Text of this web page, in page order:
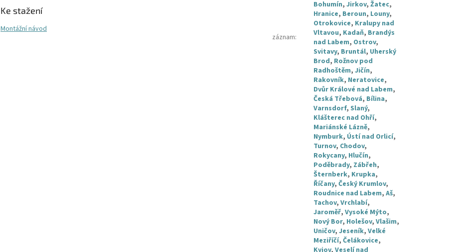
Ke stažení
Montážní návod
záznam:
Bohumín,Jirkov,Žatec,
Hranice, Beroun, Louny,
Otrokovice, Kralupy nad
Vltavou, Kadaň, Brandýs
nad Labem, Ostrov,
Svitavy, Bruntál, Uherský
Brod, Rožnov pod
Radhoštěm,Jičín,
Rakovník, Neratovice,
Dvůr Králové nad Labem,
Česká Třebová, Bílina,
Varnsdorf,Slaný,
Klášterec nad Ohří,
Mariánské Lázně,
Nymburk, Ústí nad Orlicí,
Turnov, Chodov,
Rokycany, Hlučín,
Poděbrady, Zábřeh,
Šternberk, Krupka,
Říčany,Český Krumlov,
Roudnice nad Labem,Aš,
Tachov,Vrchlabí,
Jaroměř,Vysoké Mýto,
Nový Bor, Holešov,Vlašim,
Uničov,Jeseník,Velké
Meziříčí,Čelákovice,